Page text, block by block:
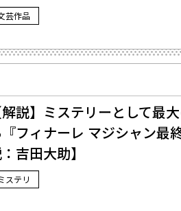
芸作品
解説】ミステリーとして最
『フィナーレ マジシャン
吉田大助】
ステリ